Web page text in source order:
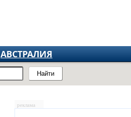
Найти
АВСТРАЛИЯ
реклама